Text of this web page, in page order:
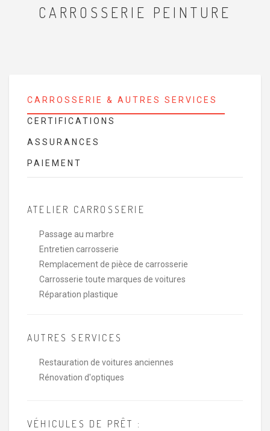
CARROSSERIE PEINTURE
CARROSSERIE & AUTRES SERVICES
CERTIFICATIONS
ASSURANCES
PAIEMENT
ATELIER CARROSSERIE
Passage au marbre
Entretien carrosserie
Remplacement de pièce de carrosserie
Carrosserie toute marques de voitures
Réparation plastique
AUTRES SERVICES
Restauration de voitures anciennes
Rénovation d'optiques
VÉHICULES DE PRÊT :